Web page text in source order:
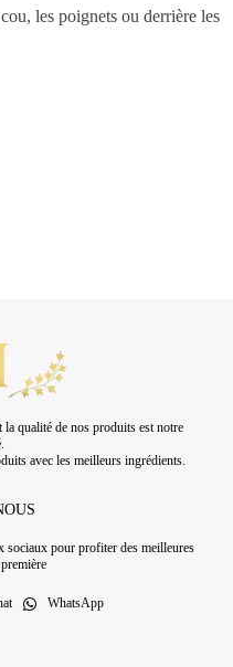
les poignets ou derrière les
qualité de nos produits est notre
avec les meilleurs ingrédients.
sociaux pour profiter des meilleures
WhatsApp